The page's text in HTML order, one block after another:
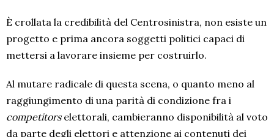
È crollata la credibilità del Centrosinistra, non esiste un
progetto e prima ancora soggetti politici capaci di
mettersi a lavorare insieme per costruirlo.
Al mutare radicale di questa scena, o quanto meno al
raggiungimento di una parità di condizione fra i
competitorselettorali, cambieranno disponibilità al voto
da parte degli elettori e attenzione ai contenuti dei